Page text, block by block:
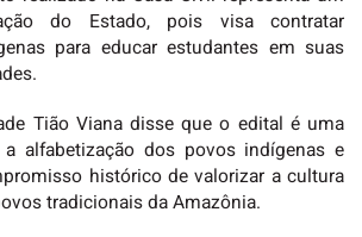
do Estado, pois visa contratar
para educar estudantes em suas
Tião Viana disse que o edital é uma
alfabetização dos povos indígenas e
histórico de valorizar a cultura
tradicionais da Amazônia.